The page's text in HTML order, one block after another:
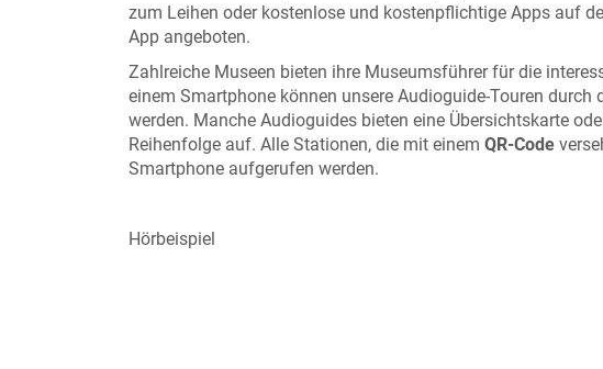
zum Leihen oder kostenlose und kostenpflichtige Apps auf
App angeboten.
Zahlreiche Museen bieten ihre Museumsführer für die
einem Smartphone können unsere Audioguide-Touren
werden. Manche Audioguides bieten eine Übersichtskarte
Reihenfolge auf. Alle Stationen, die mit einem QR-Code
Smartphone aufgerufen werden.
Hörbeispiel